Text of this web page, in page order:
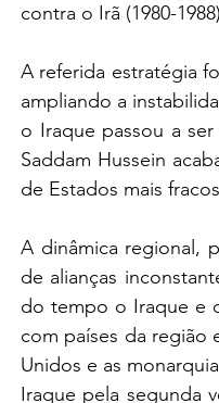
contra o Irã (1980-
A referida estratégia
ampliando a
o Iraque passou a
Saddam Hussein
de Estados mais
A dinâmica regional,
de alianças
do tempo o Iraque e
com países da região
Unidos e as
Iraque pela segunda